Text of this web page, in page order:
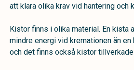
att klara olika krav vid hantering och
Kistor finns i olika material. En kista
mindre energi vid kremationen än
och det finns också kistor